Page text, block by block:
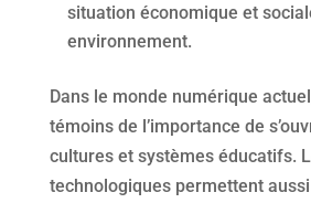
situation économique et
environnement.
Dans le monde numérique
témoins de l’importance de
cultures et systèmes éducatifs.
technologiques permettent